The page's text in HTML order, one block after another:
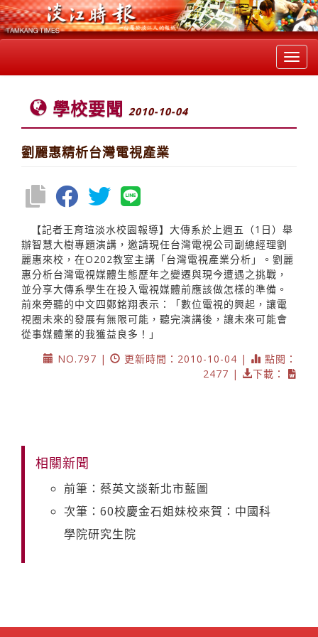
學校要聞 2010-10-04
劉麗惠精析台灣電視產業
【記者王育瑄淡水校園報導】大傳系於上週五（1日）舉
辦智慧大樹專題演講，邀請現任台灣電視公司副總經理劉
麗惠來校，在O202教室主講「台灣電視產業分析」。劉麗
惠分析台灣電視媒體生態歷年之變遷與現今遭遇之挑戰，
並分享大傳系學生在投入電視媒體前應該做怎樣的準備。
前來旁聽的中文四鄭銘翔表示：「數位電視的興起，讓電
視圈未來的發展有無限可能，聽完演講後，讓未來可能會
從事媒體業的我獲益良多！」
NO.797 |
更新時間：2010-10-04 |
點閱：
2477 |
下載：
相關新聞
前筆：蔡英文談新北市藍圖
次筆：60校慶金石姐妹校來賀：中國科
學院研究生院